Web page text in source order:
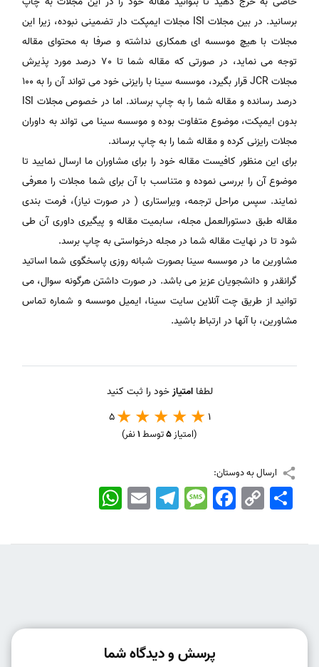
برسانید. در بین مجلات ISI مجلات ایمپکت دار تضمینی نبوده، زیرا این
مجلات با هیچ موسسه ای همکاری نداشته و صرفا به محتوای مقاله
توجه می نماید، در صورتی که مقاله شما تا 70 درصد مورد پذیرش
مجلات JCR قرار بگیرد، موسسه سینا با رایزنی خود می تواند آن را به 100
درصد رسانده و مقاله شما را به چاپ برساند. اما در خصوص مجلات ISI
بدون ایمپکت، موضوع متفاوت بوده و موسسه سینا می تواند به داوران
مجلات رایزنی کرده و مقاله شما را به چاپ برساند.
برای این منظور کافیست مقاله خود را برای مشاوران ما ارسال نمایید تا
موضوع آن را بررسی نموده و متناسب با آن برای شما مجلات را معرفی
نمایند. سپس مراحل ترجمه، ویراستاری ( در صورت نیاز)، فرمت بندی
مقاله طبق دستورالعمل مجله، سابمیت مقاله و پیگیری داوری آن طی
شود تا در نهایت مقاله شما در مجله درخواستی به چاپ برسد.
مشاورین ما در موسسه سینا بصورت شبانه روزی پاسخگوی شما اساتید
گرانقدر و دانشجویان عزیز می باشد. در صورت داشتن هرگونه سوال، می
توانید از طریق چت آنلاین سایت سینا، ایمیل موسسه و شماره تماس
مشاورین، با آنها در ارتباط باشید.
لطفاامتیازخود را ثبت کنید
1
5
(امتیاز5توسط1نفر)
ارسال به دوستان:
WhatsApp EmailTelegramMessageFacebook Copy
Link
اشتراک
پرسش و دیدگاه شما